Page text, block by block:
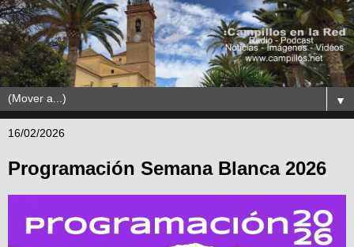
▼
16/02/2026
Programación Semana Blanca 2026